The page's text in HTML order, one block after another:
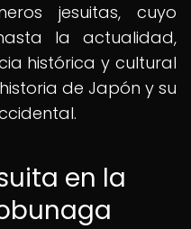
jesuitas, cuyo
la actualidad,
histórica y cultural
de Japón y su
en la